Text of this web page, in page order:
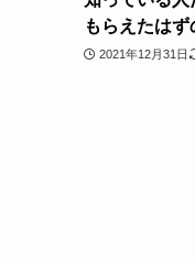
もらえたはず
2021年12月31日